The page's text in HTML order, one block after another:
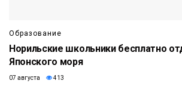
Образование
Норильские школьники бесплатно
Японского моря
07 августа 413